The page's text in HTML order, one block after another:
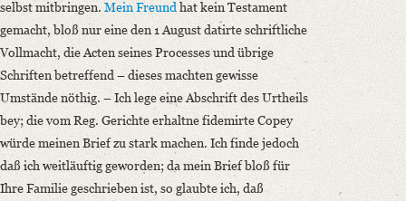
selbst mitbringen. Mein Freund hat kein Testament
gemacht, bloß nur eine den 1 August datirte schriftliche
Vollmacht, die Acten seines Processes und übrige
Schriften betreffend – dieses machten gewisse
Umstände nöthig. – Ich lege eine Abschrift des Urtheils
bey; die vom Reg. Gerichte erhaltne fidemirte Copey
würde meinen Brief zu stark machen. Ich finde jedoch
daß ich weitläuftig geworden; da mein Brief bloß für
Ihre Familie geschrieben ist, so glaubte ich, daß